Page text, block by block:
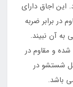
این اجاق دارای
و مقاوم در برابر ضربه
به آن نبیند.
و مقاوم در
شستشو در
باشد.